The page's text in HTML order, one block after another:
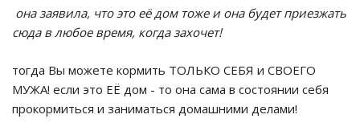
она заявила, что это её дом тоже и она будет приезжать
сюда в любое время, когда захочет!
тогда Вы можете кормить ТОЛЬКО СЕБЯ и СВОЕГО
МУЖА! если это ЕЁ дом - то она сама в состоянии себя
прокормиться и заниматься домашними делами!